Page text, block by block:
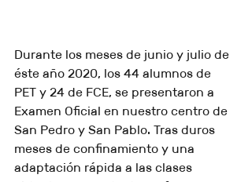
Durante los meses de junio y julio de
éste año 2020, los 44 alumnos de
PET y 24 de FCE, se presentaron a
Examen Oficial en nuestro centro de
San Pedro y San Pablo. Tras duros
meses de confinamiento y una
adaptación rápida a las clases